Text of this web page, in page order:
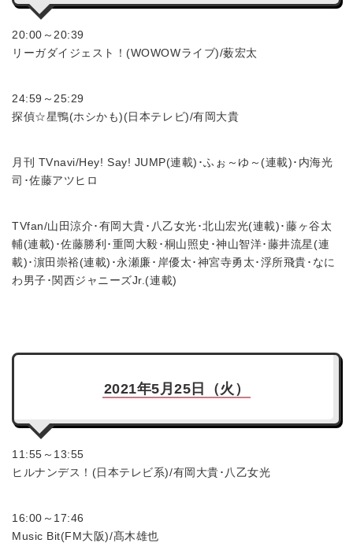
20:00～20:39
リーガダイジェスト！(WOWOWライブ)/薮宏太
24:59～25:29
探偵☆星鴨(ホシかも)(日本テレビ)/有岡大貴
月刊 TVnavi/Hey! Say! JUMP(連載)･ふぉ～ゆ～(連載)･内海光
司･佐藤アツヒロ
TVfan/山田涼介･有岡大貴･八乙女光･北山宏光(連載)･藤ヶ谷太
輔(連載)･佐藤勝利･重岡大毅･桐山照史･神山智洋･藤井流星(連
載)･濵田崇裕(連載)･永瀬廉･岸優太･神宮寺勇太･浮所飛貴･なに
わ男子･関西ジャニーズJr.(連載)
2021年5月25日（火）
11:55～13:55
ヒルナンデス！(日本テレビ系)/有岡大貴･八乙女光
16:00～17:46
Music Bit(FM大阪)/髙木雄也